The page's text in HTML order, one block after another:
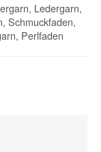
Ledergarn,
Schmuckfaden,
Perlfaden